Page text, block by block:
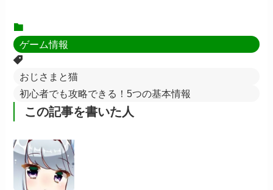
ゲーム情報
おじさまと猫
初心者でも攻略できる！5つの基本情報
この記事を書いた人